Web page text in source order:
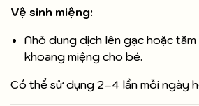
Vệ sinh miệng:
Nhỏ dung dịch lên gạc hoặc
khoang miệng cho bé.
Có thể sử dụng 2–4 lần mỗi ngày